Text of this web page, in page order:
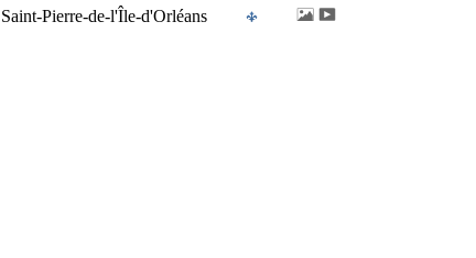
Saint-Pierre-de-l'Île-d'Orléans